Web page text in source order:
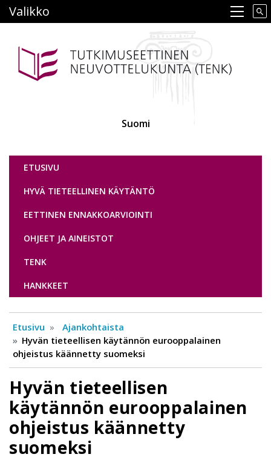
pääsisältöön
Main navigation
Valikko
Suomi
Tutkimuseettinen neuvottelukunta
ETUSIVU
HYVÄ TIETEELLINEN KÄYTÄNTÖ
EETTINEN ENNAKKOARVIOINTI
OHJEET JA AINEISTOT
TENK
HANKKEET
Etusivu
Ajankohtaista
Hyvän tieteellisen käytännön eurooppalainen
ohjeistus käännetty suomeksi
Hyvän tieteellisen
käytännön eurooppalainen
ohjeistus käännetty
suomeksi